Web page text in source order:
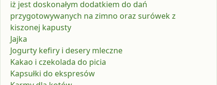
iż jest doskonałym dodatkiem do dań
przygotowywanych na zimno oraz surówek z
kiszonej kapusty
Jajka
Jogurty kefiry i desery mleczne
Kakao i czekolada do picia
Kapsułki do ekspresów